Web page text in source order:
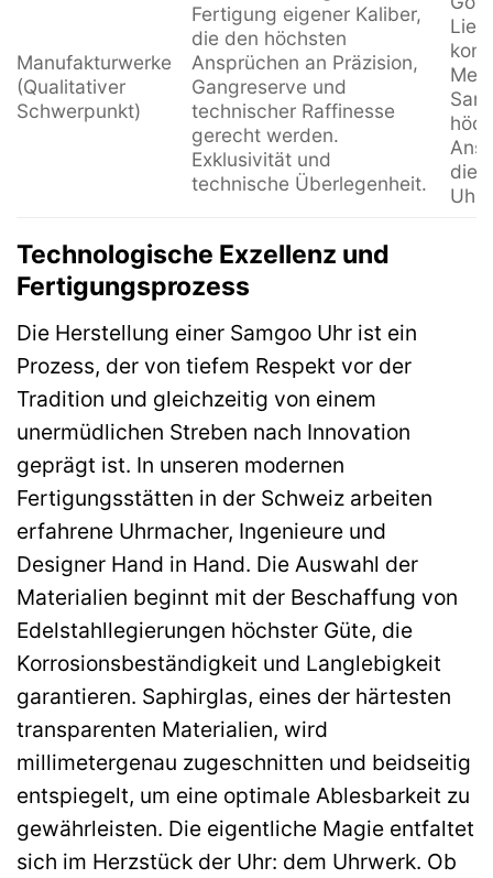
Manufakturwerke
(Qualitativer
Schwerpunkt)
Fertigung eigener Kaliber,
die den höchsten
Ansprüchen an Präzision,
Gangreserve und
technischer Raffinesse
gerecht werden.
Exklusivität und
technische Überlegenheit.
die
Technologische Exzellenz und
Fertigungsprozess
Die Herstellung einer Samgoo Uhr ist ein
Prozess, der von tiefem Respekt vor der
Tradition und gleichzeitig von einem
unermüdlichen Streben nach Innovation
geprägt ist. In unseren modernen
Fertigungsstätten in der Schweiz arbeiten
erfahrene Uhrmacher, Ingenieure und
Designer Hand in Hand. Die Auswahl der
Materialien beginnt mit der Beschaffung von
Edelstahllegierungen höchster Güte, die
Korrosionsbeständigkeit und Langlebigkeit
garantieren. Saphirglas, eines der härtesten
transparenten Materialien, wird
millimetergenau zugeschnitten und beidseitig
entspiegelt, um eine optimale Ablesbarkeit zu
gewährleisten. Die eigentliche Magie entfaltet
sich im Herzstück der Uhr: dem Uhrwerk. Ob